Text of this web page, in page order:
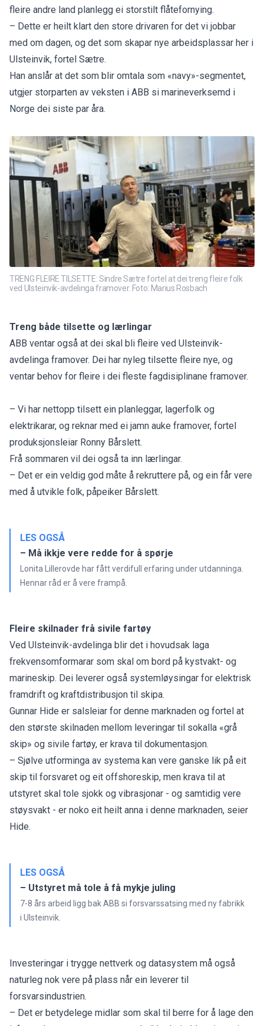
fleire andre land planlegg ei storstilt flåtefornying.
– Dette er heilt klart den store drivaren for det vi jobbar
med om dagen, og det som skapar nye arbeidsplassar her i
Ulsteinvik, fortel Sætre.
Han anslår at det som blir omtala som «navy»-segmentet,
utgjer storparten av veksten i ABB si marineverksemd i
Norge dei siste par åra.
TRENG FLEIRE TILSETTE: Sindre Sætre fortel at dei treng fleire folk
ved Ulsteinvik-avdelinga framover. Foto: Marius Rosbach
Treng både tilsette og lærlingar
ABB ventar også at dei skal bli fleire ved Ulsteinvik-
avdelinga framover. Dei har nyleg tilsette fleire nye, og
ventar behov for fleire i dei fleste fagdisiplinane framover.
– Vi har nettopp tilsett ein planleggar, lagerfolk og
elektrikarar, og reknar med ei jamn auke framover, fortel
produksjonsleiar Ronny Bårslett.
Frå sommaren vil dei også ta inn lærlingar.
– Det er ein veldig god måte å rekruttere på, og ein får vere
med å utvikle folk, påpeiker Bårslett.
LES OGSÅ
– Må ikkje vere redde for å spørje
Lonita Lillerovde har fått verdifull erfaring under utdanninga.
Hennar råd er å vere frampå.
Fleire skilnader frå sivile fartøy
Ved Ulsteinvik-avdelinga blir det i hovudsak laga
frekvensomformarar som skal om bord på kystvakt- og
marineskip. Dei leverer også systemløysingar for elektrisk
framdrift og kraftdistribusjon til skipa.
Gunnar Hide er salsleiar for denne marknaden og fortel at
den største skilnaden mellom leveringar til sokalla «grå
skip» og sivile fartøy, er krava til dokumentasjon.
– Sjølve utforminga av systema kan vere ganske lik på eit
skip til forsvaret og eit offshoreskip, men krava til at
utstyret skal tole sjokk og vibrasjonar - og samtidig vere
støysvakt - er noko eit heilt anna i denne marknaden, seier
Hide.
LES OGSÅ
– Utstyret må tole å få mykje juling
7-8 års arbeid ligg bak ABB si forsvarssatsing med ny fabrikk
i Ulsteinvik.
Investeringar i trygge nettverk og datasystem må også
naturleg nok vere på plass når ein leverer til
forsvarsindustrien.
– Det er betydelege midlar som skal til berre for å lage den